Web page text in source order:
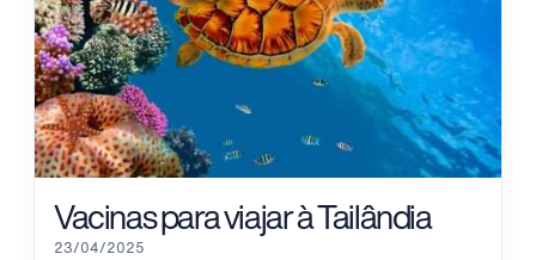
Vacinas para viajar à Tailândia
23/04/2025